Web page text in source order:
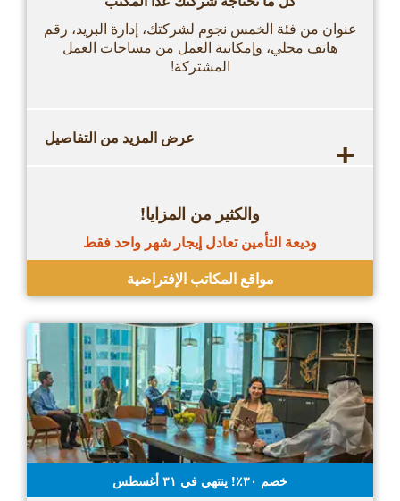
عنوان من فئة الخمس نجوم لشركتك، إدارة البريد، رقم
هاتف محلي، وإمكانية العمل من مساحات العمل
المشتركة!
عرض المزيد من التفاصيل +
والكثير من المزايا!
وديعة التأمين تعادل إيجار شهر واحد فقط
مواقع المكاتب الإفتراضية
خصم ٣٠٪! ينتهي في ۳۱ أغسطس